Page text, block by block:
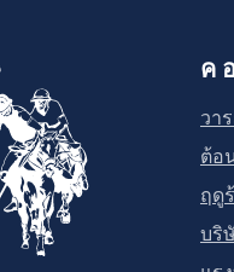
ค
วา
ต้อ
ฤดู
บริ